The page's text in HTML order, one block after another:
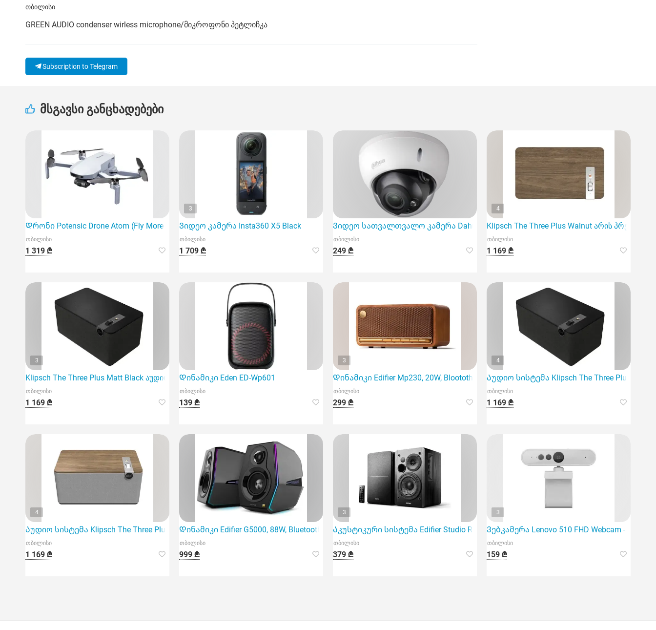
თბილისი
GREEN AUDIO condenser wirless microphone/მიკროფონი პეტლიჩკა
Subscription to Telegram
მსგავსი განცხადებები
Დრონი Potensic Drone Atom (Fly More Combo) 3 batteries in to
თბილისი
1 319 ₾
3
Ვიდეო კამერა Insta360 X5 Black
თბილისი
1 709 ₾
Ვიდეო სათვალთვალო კამერა Dahua DH-HAC-Hdbw1400Rp-Z-2712-S3 არის მაღალი
თბილისი
249 ₾
4
Klipsch The Three Plus Walnut არის პრემიუმ
თბილისი
1 169 ₾
3
Klipsch The Three Plus Matt Black აუდიო სისტემა წარმოადგენს თანამედროვე ტექნოლოგიურ გადაწყვეტასა და
თბილისი
1 169 ₾
Დინამიკი Eden ED-Wp601
თბილისი
139 ₾
3
Დინამიკი Edifier Mp230, 20W, Bloototh, USB, micro SD, Portab
თბილისი
299 ₾
4
Აუდიო სისტემა Klipsch The Three Plus Matt
თბილისი
1 169 ₾
4
Აუდიო სისტემა Klipsch The Three Plus Walnut
თბილისი
1 169 ₾
Დინამიკი Edifier G5000, 88W, Bluetooth, AUX, USB, Speaker, B
თბილისი
999 ₾
3
Აკუსტიკური სისტემა Edifier Studio R1280Db
თბილისი
379 ₾
3
Ვებკამერა Lenovo 510 FHD Webcam - Cloud
თბილისი
159 ₾